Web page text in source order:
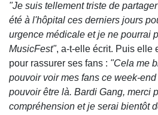
"Je suis tellement triste de
été à l'hôpital ces derniers jours
urgence médicale et je ne pourrai
MusicFest", a-t-elle écrit. Puis elle
pour rassurer ses fans : "Cela me
pouvoir voir mes fans ce week-
pouvoir être là. Bardi Gang, merci
compréhension et je serai bientôt